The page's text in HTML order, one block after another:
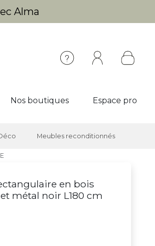
Alma
Nos boutiques Espace pro
Meubles reconditionnés
en bois
métal noir L180 cm